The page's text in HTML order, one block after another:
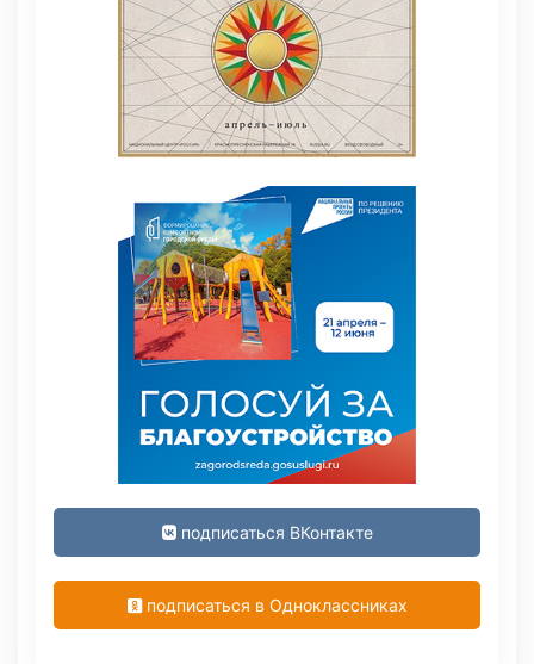
подписаться ВКонтакте
подписаться в Одноклассниках